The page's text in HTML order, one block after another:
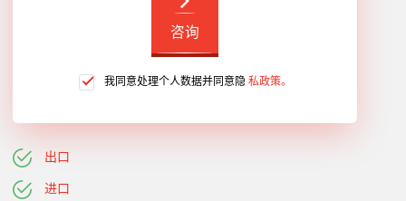
咨询
我同意处理个人数据并同意隐 私政策。
出口
进口